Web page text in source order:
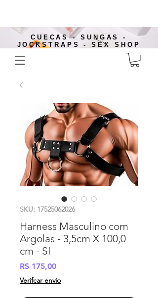
CUECAS - SUNGAS -
JOCKSTRAPS - SEX SHOP
SKU: 17525062026
Harness Masculino com
Argolas - 3,5cm X 100,0
cm - SI
R$ 175,00Preço
Verifcar envio